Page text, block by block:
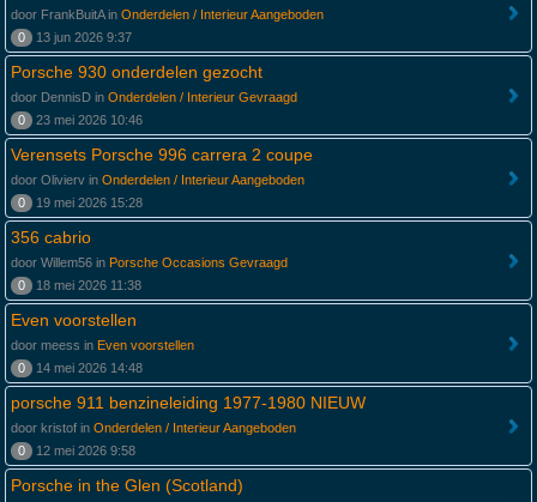
door FrankBuitA in Onderdelen / Interieur Aangeboden
0
13 jun 2026 9:37
Porsche 930 onderdelen gezocht
door DennisD in Onderdelen / Interieur Gevraagd
0
23 mei 2026 10:46
Verensets Porsche 996 carrera 2 coupe
door Olivierv in Onderdelen / Interieur Aangeboden
0
19 mei 2026 15:28
356 cabrio
door Willem56 in Porsche Occasions Gevraagd
0
18 mei 2026 11:38
Even voorstellen
door meess in Even voorstellen
0
14 mei 2026 14:48
porsche 911 benzineleiding 1977-1980 NIEUW
door kristof in Onderdelen / Interieur Aangeboden
0
12 mei 2026 9:58
Porsche in the Glen (Scotland)